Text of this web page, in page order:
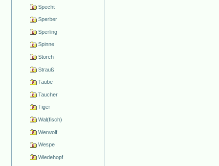
Specht
Sperber
Sperling
Spinne
Storch
Strauß
Taube
Taucher
Tiger
Wal(fisch)
Werwolf
Wespe
Wiedehopf